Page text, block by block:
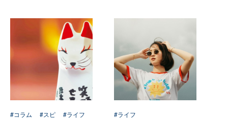
#コラム #スピ #ライフ #ライフ